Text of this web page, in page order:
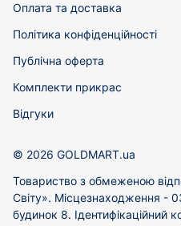
Оплата та доставка
Політика конфіденційності
Публічна оферта
Комплекти прикрас
Відгуки
© 2026 GOLDMART.ua
Товариство з обмеженою
Світу». Місцезнаходження -
будинок 8. Ідентифікаційний